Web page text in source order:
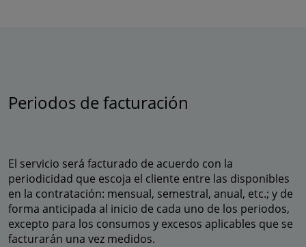
Periodos de facturación
El servicio será facturado de acuerdo con la
periodicidad que escoja el cliente entre las disponibles
en la contratación: mensual, semestral, anual, etc.; y de
forma anticipada al inicio de cada uno de los periodos,
excepto para los consumos y excesos aplicables que se
facturarán una vez medidos.